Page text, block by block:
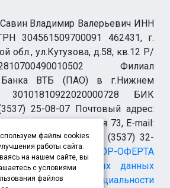
Владимир Валерьевич ИНН
304561509700091 462431, г.
обл., ул.Кутузова, д.58, кв.12 Р/
Филиал
Банка ВТБ (ПАО) в г.Нижнем
БИК
25-08-07 Почтовый адрес:
обл., г. Орск-19 а/я 73, E-mail:
ТЕЛЕФОН МОДЕРАЦИИ (3537) 32-
ДОГОВОР-ОФЕРТА
персональных данных
файлы cookies
работы сайта.
на нашем сайте, вы
с условиями
файлов